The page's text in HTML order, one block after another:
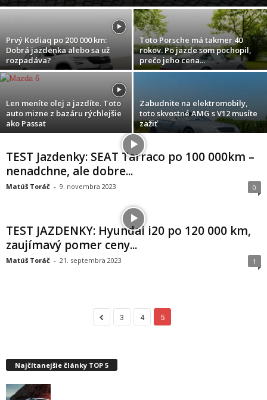
Prvý Kodiaq po 200 000 km:
Dobrá jazdenka alebo sa už
rozpadáva?
Toto Porsche má takmer 40
rokov. Po jazde som pochopil,
prečo jeho cena...
Len meníte olej a jazdíte. Toto
auto mizne z bazáru rýchlejšie
ako Passat
Zabudnite na elektromobily,
toto skvostné AMG s V12 musíte
zažiť
TEST Jazdenky: SEAT Tarraco po 100 000km –
nenadchne, ale dobre...
Matúš Toráč - 9. novembra 2023 0
TEST JAZDENKY: Hyundai i20 po 120 000 km,
zaujímavý pomer ceny...
Matúš Toráč - 21. septembra 2023 1
3 4 5
Najčítanejšie články TOP 5